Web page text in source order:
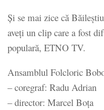
Și se mai zice că
aveți un clip care a fost
populară, ETNO TV.
Ansamblul Folcloric
– coregraf: Radu Adrian
– director: Marcel Boța